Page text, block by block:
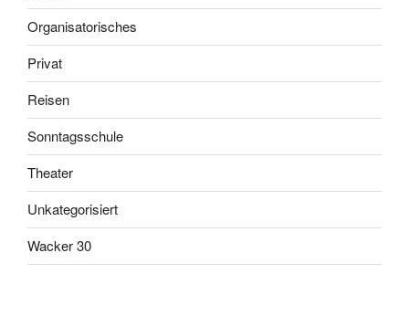
Organisatorisches
Privat
Reisen
Sonntagsschule
Theater
Unkategorisiert
Wacker 30